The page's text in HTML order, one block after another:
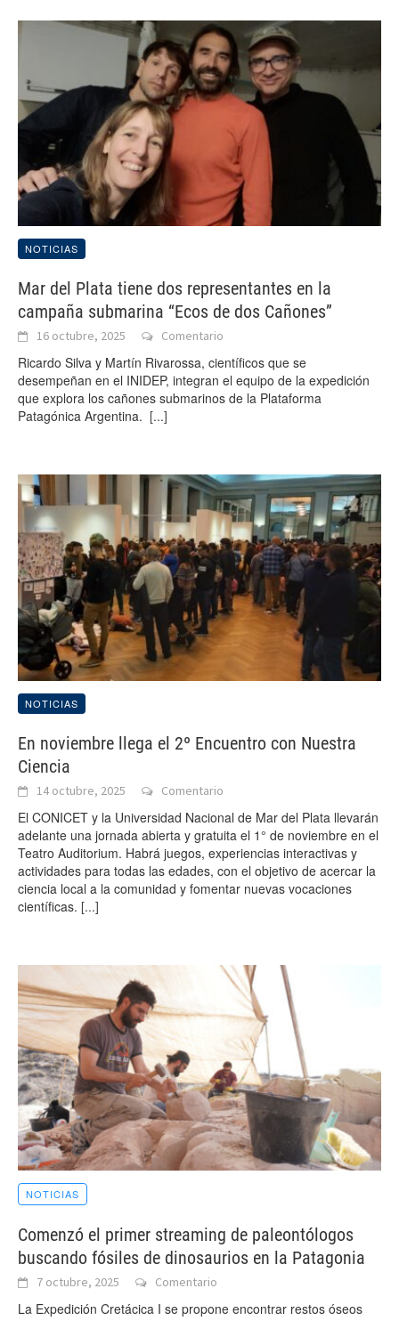
NOTICIAS
Mar del Plata tiene dos representantes en la
campaña submarina “Ecos de dos Cañones”
16 octubre, 2025 Comentario
Ricardo Silva y Martín Rivarossa, científicos que se
desempeñan en el INIDEP, integran el equipo de la expedición
que explora los cañones submarinos de la Plataforma
Patagónica Argentina. [...]
NOTICIAS
En noviembre llega el 2º Encuentro con Nuestra
Ciencia
14 octubre, 2025 Comentario
El CONICET y la Universidad Nacional de Mar del Plata llevarán
adelante una jornada abierta y gratuita el 1° de noviembre en el
Teatro Auditorium. Habrá juegos, experiencias interactivas y
actividades para todas las edades, con el objetivo de acercar la
ciencia local a la comunidad y fomentar nuevas vocaciones
científicas. [...]
NOTICIAS
Comenzó el primer streaming de paleontólogos
buscando fósiles de dinosaurios en la Patagonia
7 octubre, 2025 Comentario
La Expedición Cretácica I se propone encontrar restos óseos